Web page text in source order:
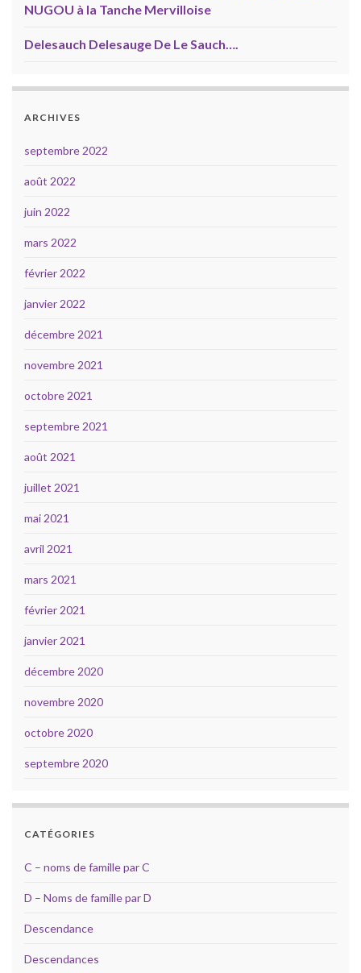
NUGOU à la Tanche Mervilloise
Delesauch Delesauge De Le Sauch….
ARCHIVES
septembre 2022
août 2022
juin 2022
mars 2022
février 2022
janvier 2022
décembre 2021
novembre 2021
octobre 2021
septembre 2021
août 2021
juillet 2021
mai 2021
avril 2021
mars 2021
février 2021
janvier 2021
décembre 2020
novembre 2020
octobre 2020
septembre 2020
CATÉGORIES
C – noms de famille par C
D – Noms de famille par D
Descendance
Descendances